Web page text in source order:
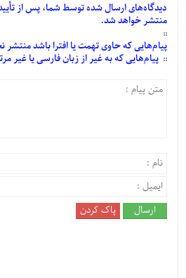
دیدگاه‌هایارسالشدهتوسط شما، پس از
منتشر خواهد شد.
پیام‌هاییکه حاوی تهمت یا افترا باشد منتشر
پیام‌هاییکه به غیر از زبان فارسی یا غیر